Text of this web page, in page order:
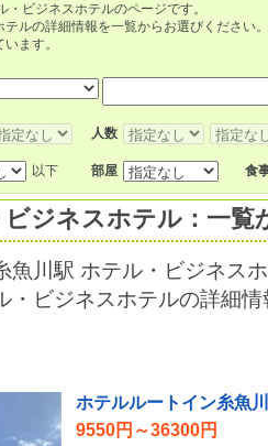
ビジネスホテルのページです。
ルの詳細情報を一覧からお選びください。
ます。
人数
以下 部屋 食
ジネスホテル：一覧
魚川駅 ホテル・ビジネス
・ビジネスホテルの詳細
ホテルルートイン糸魚川
9550円～36300円